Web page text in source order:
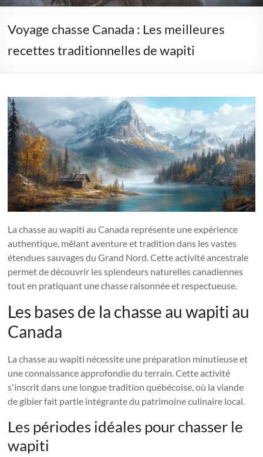
Voyage chasse Canada : Les meilleures
recettes traditionnelles de wapiti
La chasse au wapiti au Canada représente une expérience
authentique, mêlant aventure et tradition dans les vastes
étendues sauvages du Grand Nord. Cette activité ancestrale
permet de découvrir les splendeurs naturelles canadiennes
tout en pratiquant une chasse raisonnée et respectueuse.
Les bases de la chasse au wapiti au
Canada
La chasse au wapiti nécessite une préparation minutieuse et
une connaissance approfondie du terrain. Cette activité
s'inscrit dans une longue tradition québécoise, où la viande
de gibier fait partie intégrante du patrimoine culinaire local.
Les périodes idéales pour chasser le
wapiti